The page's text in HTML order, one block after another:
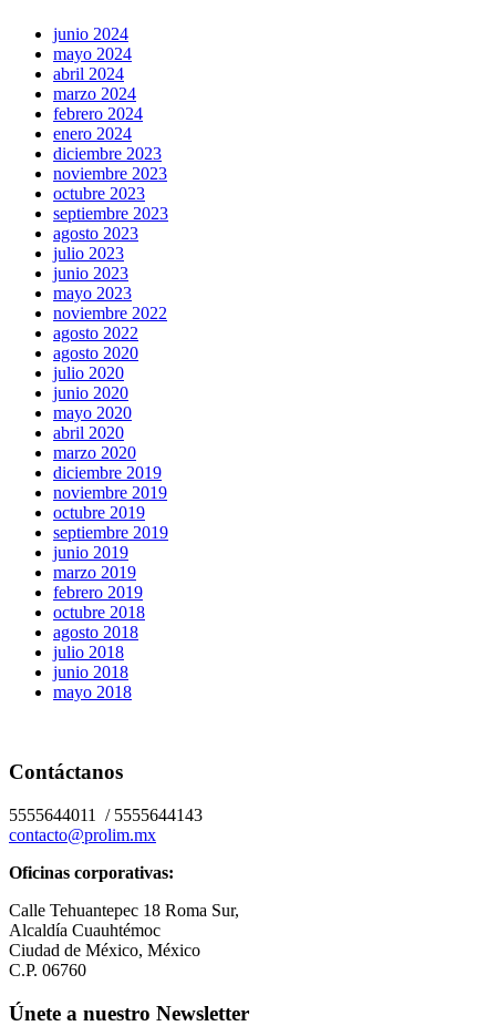
junio 2024
mayo 2024
abril 2024
marzo 2024
febrero 2024
enero 2024
diciembre 2023
noviembre 2023
octubre 2023
septiembre 2023
agosto 2023
julio 2023
junio 2023
mayo 2023
noviembre 2022
agosto 2022
agosto 2020
julio 2020
junio 2020
mayo 2020
abril 2020
marzo 2020
diciembre 2019
noviembre 2019
octubre 2019
septiembre 2019
junio 2019
marzo 2019
febrero 2019
octubre 2018
agosto 2018
julio 2018
junio 2018
mayo 2018
Contáctanos
5555644011 / 5555644143
contacto@prolim.mx
Oficinas corporativas:
Calle Tehuantepec 18 Roma Sur,
Alcaldía Cuauhtémoc
Ciudad de México, México
C.P. 06760
Únete a nuestro Newsletter